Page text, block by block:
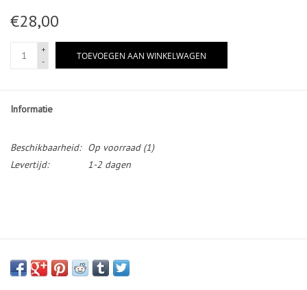
€28,00
+
-
TOEVOEGEN AAN WINKELWAGEN
Informatie
Beschikbaarheid: Op voorraad(1)
Levertijd:
1-2 dagen